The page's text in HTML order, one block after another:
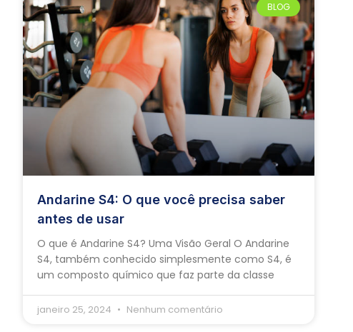
BLOG
Andarine S4: O que você precisa saber
antes de usar
O que é Andarine S4? Uma Visão Geral O Andarine
S4, também conhecido simplesmente como S4, é
um composto químico que faz parte da classe
janeiro 25, 2024 Nenhum comentário